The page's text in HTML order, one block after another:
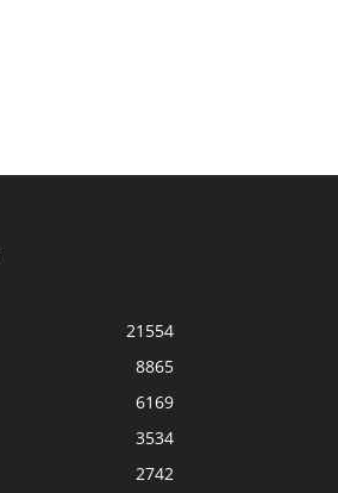
21554
8865
6169
3534
2742